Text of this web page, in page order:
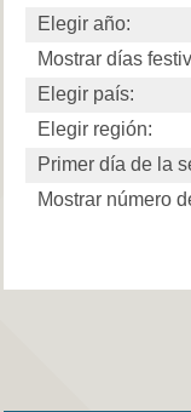
Elegir año:
Mostrar días
Elegir país:
Elegir región:
Primer día de la
Mostrar número